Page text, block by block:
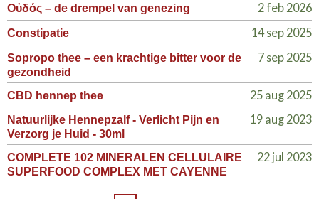
Οὐδός – de drempel van genezing 2 feb 2026
Constipatie 14 sep 2025
Sopropo thee – een krachtige bitter voor de
gezondheid
7 sep 2025
CBD hennep thee 25 aug 2025
Natuurlijke Hennepzalf - Verlicht Pijn en
Verzorg je Huid - 30ml
19 aug 2023
COMPLETE 102 MINERALEN CELLULAIRE
SUPERFOOD COMPLEX MET CAYENNE
22 jul 2023